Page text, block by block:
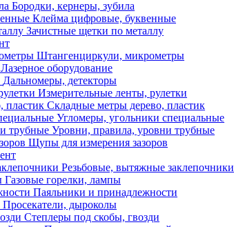
Бородки, кернеры, зубила
Клейма цифровые, буквенные
Зачистные щетки по металлу
Штангенциркули, микрометры
Лазерное оборудование
Дальномеры, детекторы
Измерительные ленты, рулетки
Складные метры дерево, пластик
Угломеры, угольники специальные
Уровни, правила, уровни трубные
Щупы для измерения зазоров
Резьбовые, вытяжные заклепочники
Газовые горелки, лампы
Паяльники и принадлежности
Просекатели, дыроколы
Степлеры под скобы, гвозди